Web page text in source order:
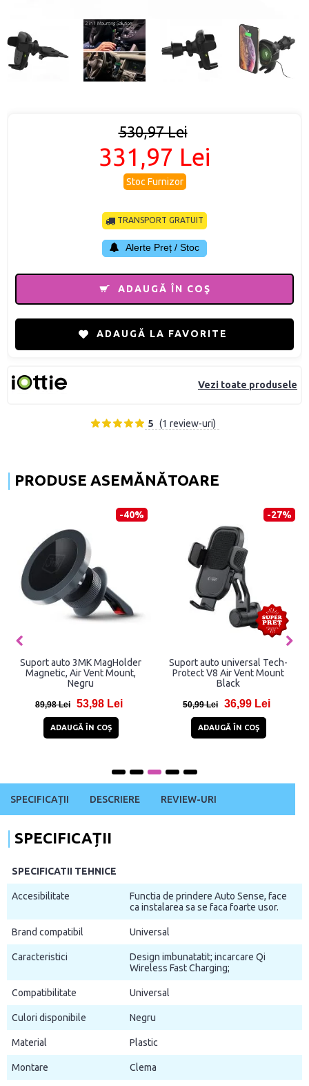
Vezi toate produsele
5 (1 review-uri)
530,97 Lei
331,97 Lei
Stoc Furnizor
TRANSPORT GRATUIT
Alerte Preț / Stoc
ADAUGĂ ÎN COŞ
ADAUGĂ LA FAVORITE
PRODUSE ASEMĂNĂTOARE
-40%
Suport auto 3MK MagHolder
Magnetic, Air Vent Mount,
Negru
89,98 Lei 53,98 Lei
ADAUGĂ ÎN COŞ
-27%
Suport auto universal Tech-
Protect V8 Air Vent Mount
Black
50,99 Lei 36,99 Lei
ADAUGĂ ÎN COŞ
SPECIFICAȚII DESCRIERE REVIEW-URI
SPECIFICAȚII
SPECIFICATII TEHNICE
Accesibilitate
Functia de prindere Auto Sense, face
ca instalarea sa se faca foarte usor.
Brand compatibil Universal
Caracteristici
Design imbunatatit; incarcare Qi
Wireless Fast Charging;
Compatibilitate Universal
Culori disponibile Negru
Material Plastic
Montare Clema